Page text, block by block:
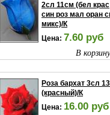
2сл 11см (бел крас
син роз мал оран
микс)/К
Цена: 7.60 руб
В
Роза бархат 3сл
(красный)/К
Цена: 16.00 руб